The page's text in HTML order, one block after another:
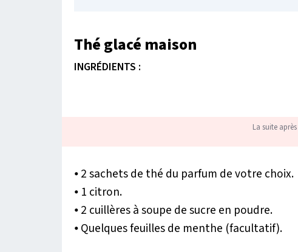
Thé glacé maison
INGRÉDIENTS :
La suite
⦁ 2 sachets de thé du parfum de votre choix.
⦁ 1 citron.
⦁ 2 cuillères à soupe de sucre en poudre.
⦁ Quelques feuilles de menthe (facultatif).